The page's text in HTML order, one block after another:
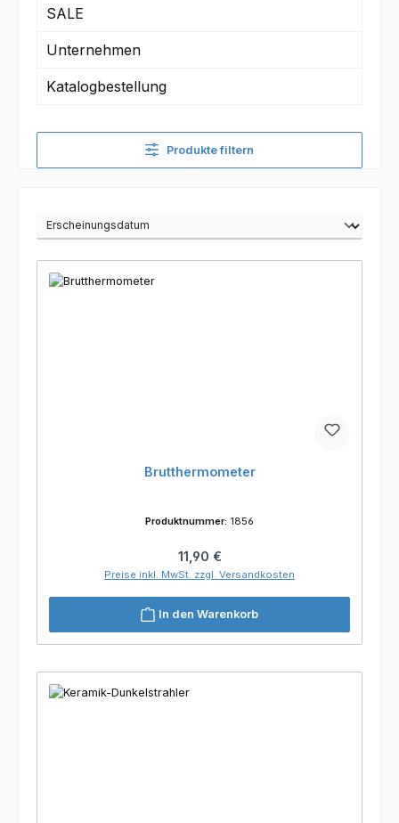
SALE
Unternehmen
Katalogbestellung
Produkte filtern
Brutthermometer
Produktnummer: 1856
Regulärer Preis:
11,90 €
Preise inkl. MwSt. zzgl. Versandkosten
In den Warenkorb